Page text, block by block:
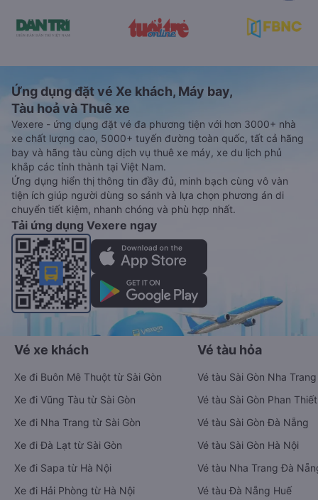
Ứng dụng đặt vé Xe khách, Máy bay,
Tàu hoả và Thuê xe
Vexere - ứng dụng đặt vé đa phương tiện với hơn 3000+ nhà
xe chất lượng cao, 5000+ tuyến đường toàn quốc, tất cả hãng
bay và hãng tàu cùng dịch vụ thuê xe máy, xe du lịch phủ
khắp các tỉnh thành tại Việt Nam.
Ứng dụng hiển thị thông tin đầy đủ, minh bạch cùng vô vàn
tiện ích giúp người dùng so sánh và lựa chọn phương án di
chuyển tiết kiệm, nhanh chóng và phù hợp nhất.
Tải ứng dụng Vexere ngay
Vé xe khách
Xe đi Buôn Mê Thuột từ Sài Gòn
Xe đi Vũng Tàu từ Sài Gòn
Xe đi Nha Trang từ Sài Gòn
Xe đi Đà Lạt từ Sài Gòn
Xe đi Sapa từ Hà Nội
Xe đi Hải Phòng từ Hà Nội
Vé tàu hỏa
Vé tàu Sài Gòn Nha Trang
Vé tàu Sài Gòn Phan Thiết
Vé tàu Sài Gòn Đà Nẵng
Vé tàu Sài Gòn Hà Nội
Vé tàu Nha Trang Đà
Vé tàu Đà Nẵng Huế